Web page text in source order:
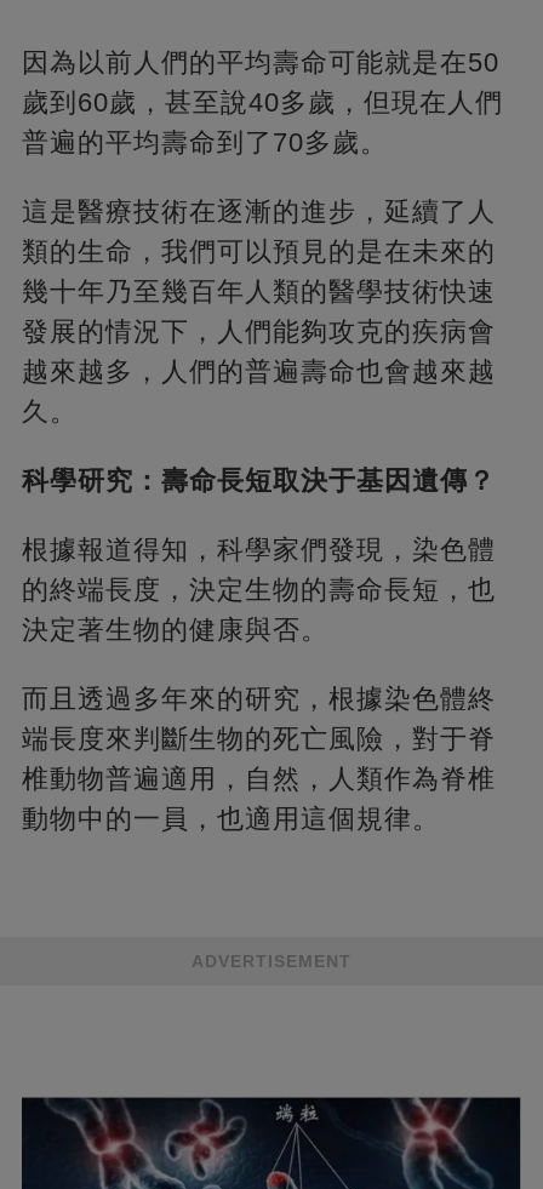
因為以前人們的平均壽命可能就是在50
歲到60歲，甚至說40多歲，但現在人們
普遍的平均壽命到了70多歲。
這是醫療技術在逐漸的進步，延續了人
類的生命，我們可以預見的是在未來的
幾十年乃至幾百年人類的醫學技術快速
發展的情況下，人們能夠攻克的疾病會
越來越多，人們的普遍壽命也會越來越
久。
科學研究：壽命長短取決于基因遺傳？
根據報道得知，科學家們發現，染色體
的終端長度，決定生物的壽命長短，也
決定著生物的健康與否。
而且透過多年來的研究，根據染色體終
端長度來判斷生物的死亡風險，對于脊
椎動物普遍適用，自然，人類作為脊椎
動物中的一員，也適用這個規律。
ADVERTISEMENT